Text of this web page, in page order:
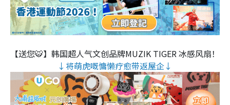
【送您🐯】韩国超人气文创品牌MUZIK TIGER 冰感风扇！
↓将萌虎嘅慵懒疗愈带返屋企↓